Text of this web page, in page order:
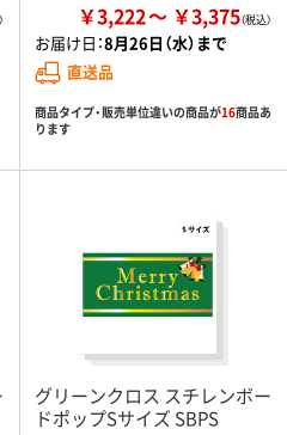
￥3,222 ￥3,375
お届け日：8月26日（水）まで
直送品
商品タイプ・販売単位違いの商品が16商品あ
ります
グリーンクロス スチレンボー
ドポップSサイズ SBPS